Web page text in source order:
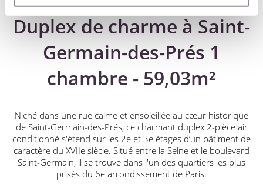
Duplex de charme à Saint-
Germain-des-Prés 1
chambre - 59,03m²
Niché dans une rue calme et ensoleillée au cœur historique
de Saint-Germain-des-Prés, ce charmant duplex 2-pièce air
conditionné s'étend sur les 2e et 3e étages d’un bâtiment de
caractère du XVIIe siècle. Situé entre la Seine et le boulevard
Saint-Germain, il se trouve dans l'un des quartiers les plus
prisés du 6e arrondissement de Paris.